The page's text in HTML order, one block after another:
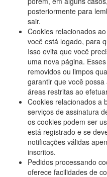
posteriormente para
sair.
Cookies relacionados
você está logado, para
Isso evita que você
uma nova página.
removidos ou limpos
garantir que você
áreas restritas ao
Cookies relacionados a
serviços de assinatura
os cookies podem ser
está registrado e se
notificações válidas
inscritos.
Pedidos processando
oferece facilidades de